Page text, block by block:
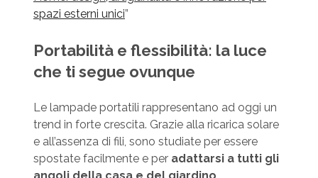
spazi esterni unici”
Portabilità e flessibilità: la luce
che ti segue ovunque
Le lampade portatili rappresentano ad oggi un
trend in forte crescita. Grazie alla ricarica solare
e all’assenza di fili, sono studiate per essere
spostate facilmente e per adattarsi a tutti gli